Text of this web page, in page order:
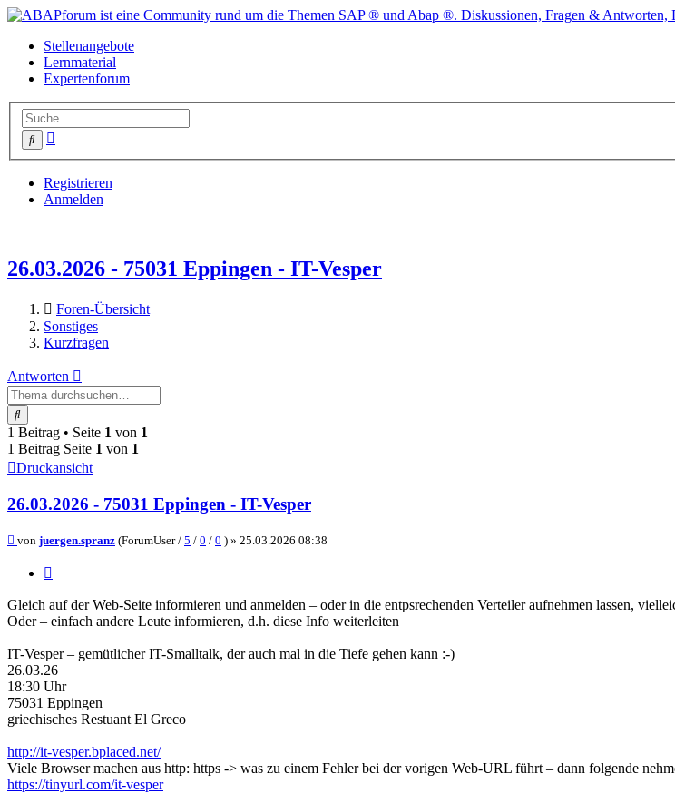
Stellenangebote
Lernmaterial
Expertenforum
Suche
Registrieren
Anmelden
26.03.2026 - 75031 Eppingen - IT-Vesper
Foren-Übersicht
Sonstiges
Kurzfragen
Antworten
Suche
1 Beitrag • Seite 1 von 1
1 Beitrag Seite 1 von 1
Druckansicht
26.03.2026 - 75031 Eppingen - IT-Vesper
Beitrag
von juergen.spranz (ForumUser / 5 / 0 / 0 ) » 25.03.2026 08:38
Gleich auf der Web-Seite informieren und anmelden – oder in die entpsrechenden Verteiler aufnehmen lassen,
Oder – einfach andere Leute informieren, d.h. diese Info weiterleiten
IT-Vesper – gemütlicher IT-Smalltalk, der auch mal in die Tiefe gehen kann :-)
26.03.26
18:30 Uhr
75031 Eppingen
griechisches Restuant El Greco
http://it-vesper.bplaced.net/
Viele Browser machen aus http: https -> was zu einem Fehler bei der vorigen Web-URL führt – dann folgende
https://tinyurl.com/it-vesper